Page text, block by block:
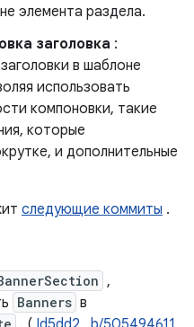
элемента раздела.
заголовка :
в шаблоне
использовать
компоновки, такие
которые
и дополнительные
следующие коммиты .
,
Banners в